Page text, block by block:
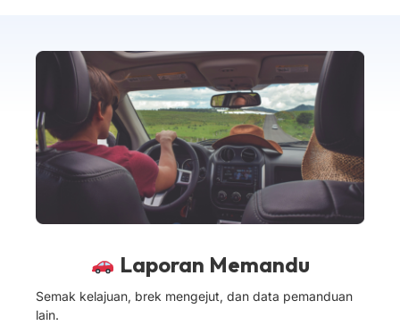
Laporan Memandu
Semak kelajuan, brek mengejut, dan data pemanduan
lain.